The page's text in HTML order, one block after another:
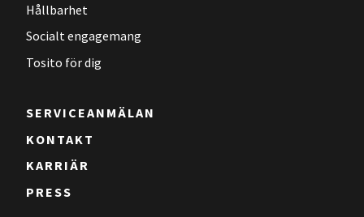
Hållbarhet
Socialt engagemang
Tosito för dig
SERVICEANMÄLAN
KONTAKT
KARRIÄR
PRESS